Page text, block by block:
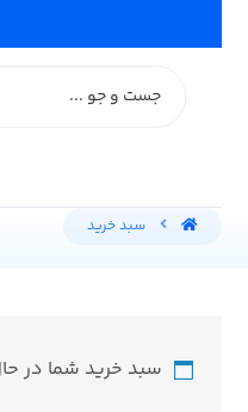
سبد خرید
سبد خرید شما در